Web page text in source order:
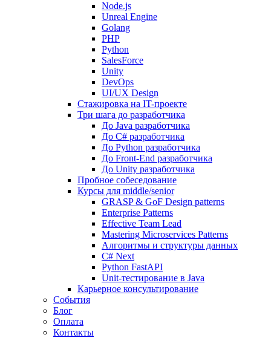
Node.js
Unreal Engine
Golang
PHP
Python
SalesForce
Unity
DevOps
UI/UX Design
Стажировка на IT-проекте
Три шага до разработчика
До Java разработчика
До C# разработчика
До Python разработчика
До Front-End разработчика
До Unity разработчика
Пробное собеседование
Курсы для middle/senior
GRASP & GoF Design patterns
Enterprise Patterns
Effective Team Lead
Mastering Microservices Patterns
Алгоритмы и структуры данных
C# Next
Python FastAPI
Unit-тестирование в Java
Карьерное консультирование
События
Блог
Оплата
Контакты